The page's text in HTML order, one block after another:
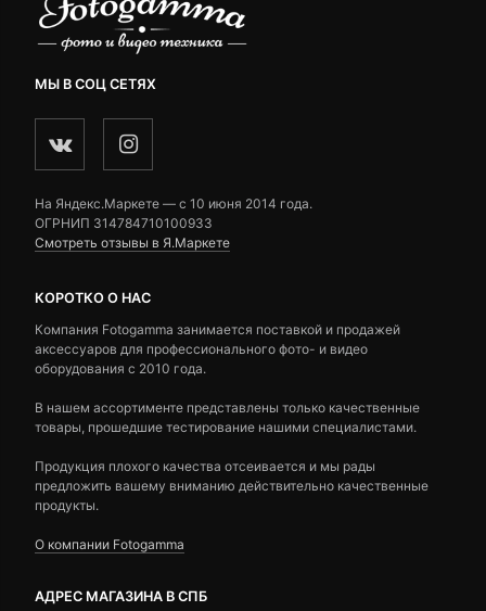
МЫ В СОЦ СЕТЯХ
На Яндекс.Маркете — c 10 июня 2014 года.
ОГРНИП 314784710100933
Смотреть отзывы в Я.Маркете
КОРОТКО О НАС
Компания Fotogamma занимается поставкой и продажей
аксессуаров для профессионального фото- и видео
оборудования с 2010 года.
В нашем ассортименте представлены только качественные
товары, прошедшие тестирование нашими специалистами.
Продукция плохого качества отсеивается и мы рады
предложить вашему вниманию действительно качественные
продукты.
О компании Fotogamma
АДРЕС МАГАЗИНА В СПБ